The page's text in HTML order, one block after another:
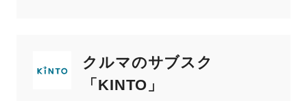
クルマのサブスク
「KINTO」